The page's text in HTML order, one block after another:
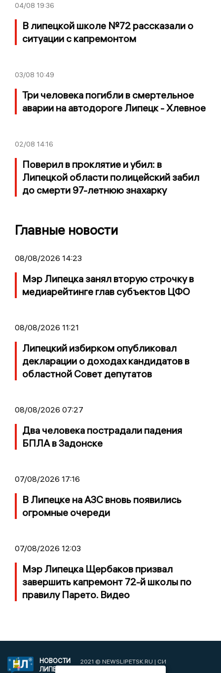
04/08 19:36
В липецкой школе №72 рассказали о
ситуации с капремонтом
03/08 10:49
Три человека погибли в смертельное
аварии на автодороге Липецк - Хлевное
02/08 14:16
Поверил в проклятие и убил: в
Липецкой области полицейский забил
до смерти 97-летнюю знахарку
Главные новости
08/08/2026 14:23
Мэр Липецка занял вторую строчку в
медиарейтинге глав субъектов ЦФО
08/08/2026 11:21
Липецкий избирком опубликовал
декларации о доходах кандидатов в
областной Совет депутатов
08/08/2026 07:27
Два человека пострадали падения
БПЛА в Задонске
07/08/2026 17:16
В Липецке на АЗС вновь появились
огромные очереди
07/08/2026 12:03
Мэр Липецка Щербаков призвал
завершить капремонт 72-й школы по
правилу Парето. Видео
НОВОСТИ
ЛИПЕЦКА
2021 © NEWSLIPETSK.RU | СИ